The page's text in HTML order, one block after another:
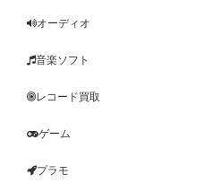
オーディオ
音楽ソフト
レコード買取
ゲーム
プラモ